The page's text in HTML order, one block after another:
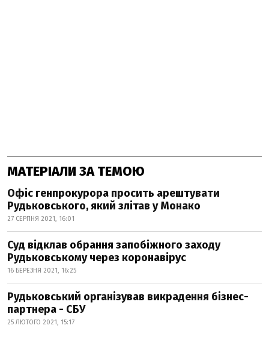
МАТЕРІАЛИ ЗА ТЕМОЮ
Офіс генпрокурора просить арештувати
Рудьковського, який злітав у Монако
27 СЕРПНЯ 2021, 16:01
Суд відклав обрання запобіжного заходу
Рудьковському через коронавірус
16 БЕРЕЗНЯ 2021, 16:25
Рудьковський організував викрадення бізнес-
партнера - СБУ
25 ЛЮТОГО 2021, 15:17